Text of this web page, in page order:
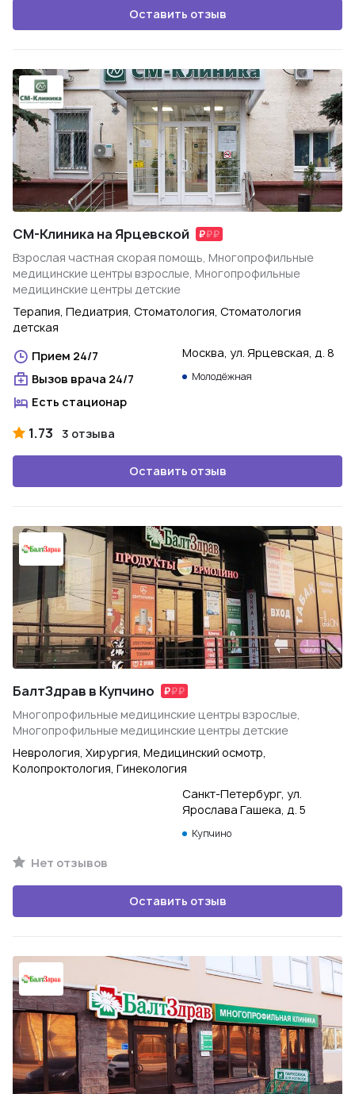
Оставить отзыв
СМ-Клиника на Ярцевской
Взрослая частная скорая помощь, Многопрофильные
медицинские центры взрослые, Многопрофильные
медицинские центры детские
Терапия, Педиатрия, Стоматология, Стоматология
детская
Прием 24/7
Вызов врача 24/7
Есть стационар
Москва, ул. Ярцевская, д. 8
Молодёжная
1.73 3 отзыва
Оставить отзыв
БалтЗдрав в Купчино
Многопрофильные медицинские центры взрослые,
Многопрофильные медицинские центры детские
Неврология, Хирургия, Медицинский осмотр,
Колопроктология, Гинекология
Санкт-Петербург, ул.
Ярослава Гашека, д. 5
Купчино
Нет отзывов
Оставить отзыв